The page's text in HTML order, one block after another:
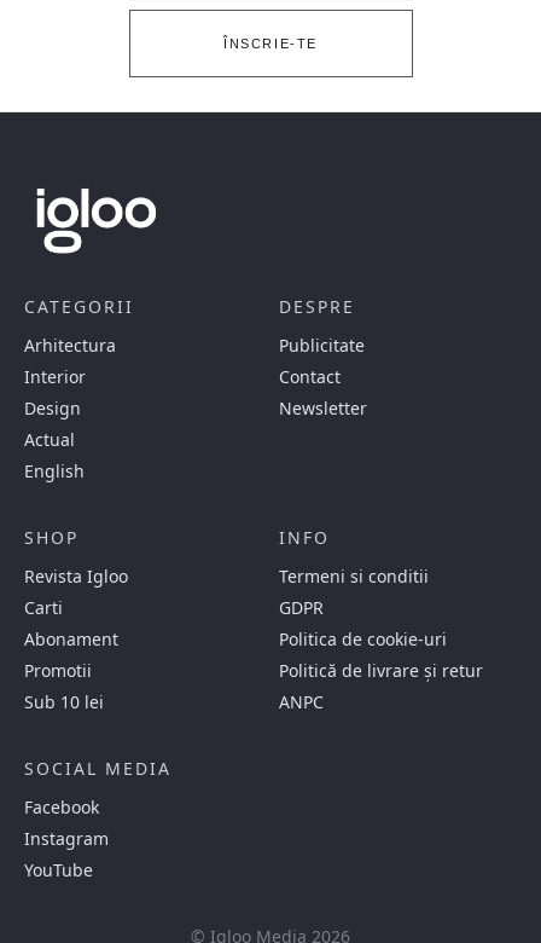
ÎNSCRIE-TE
CATEGORII
Arhitectura
Interior
Design
Actual
English
DESPRE
Publicitate
Contact
Newsletter
SHOP
Revista Igloo
Carti
Abonament
Promotii
Sub 10 lei
INFO
Termeni si conditii
GDPR
Politica de cookie-uri
Politică de livrare și retur
ANPC
SOCIAL MEDIA
Facebook
Instagram
YouTube
© Igloo Media 2026